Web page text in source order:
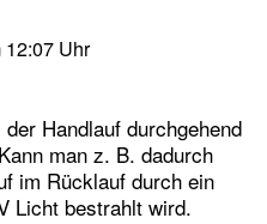
Uhr
Handlauf durchgehend
man z. B. dadurch
im Rücklauf durch ein
Licht bestrahlt wird.